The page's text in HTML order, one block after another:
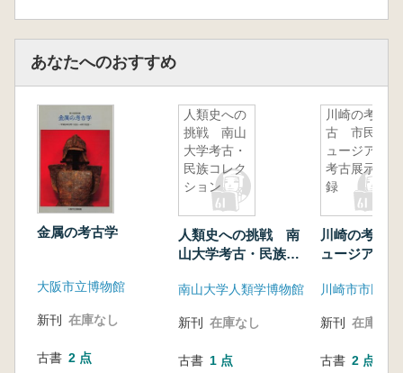
あなたへのおすすめ
金属の考古学
大阪市立博物館
新刊 在庫なし
古書 2 点
人類史への
挑戦 南山
大学考古・
民族コレク
ション
人類史への挑戦 南
山大学考古・民族コ
南山大学人類学博物館
新刊 在庫なし
古書 1 点
川崎の考
古 市民ミ
ュージアム
考古展示図
録
川崎の考古
ュージアム
新刊 在庫なし
古書 2 点